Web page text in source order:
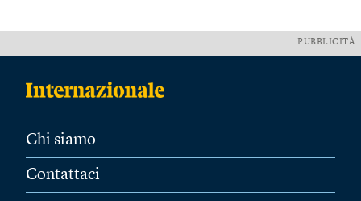
PUBBLICITÀ
Chi siamo
Contattaci